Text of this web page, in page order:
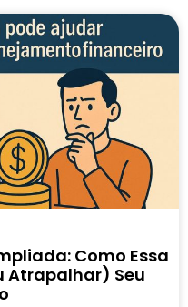
Como Essa
Atrapalhar) Seu